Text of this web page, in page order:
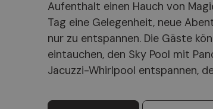
Aufenthalt einen Hauch von
Tag eine Gelegenheit, neue
nur zu entspannen. Die Gäste
eintauchen, den Sky Pool mit
Jacuzzi-Whirlpool entspannen,
Ausgangspunkt, um die
der Herzlichkeit einer
zum Detail, die jeden Gast wie zu
Fameli der perfekte